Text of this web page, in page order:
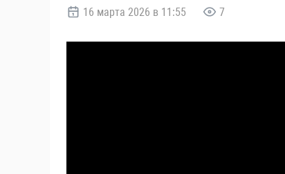
16 марта 2026 в 11:55 7